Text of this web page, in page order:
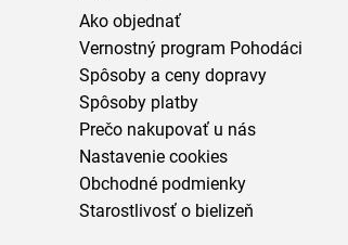
Ako objednať
Vernostný program Pohodáci
Spôsoby a ceny dopravy
Spôsoby platby
Prečo nakupovať u nás
Nastavenie cookies
Obchodné podmienky
Starostlivosť o bielizeň